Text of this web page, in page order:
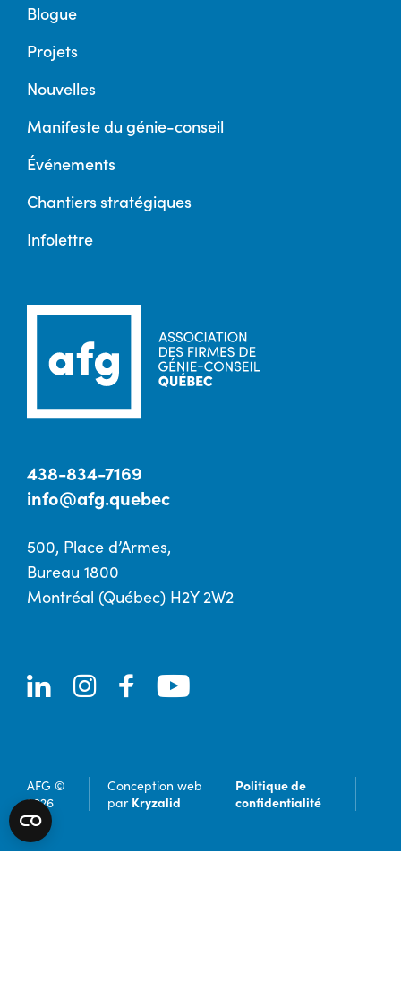
Blogue
Projets
Nouvelles
Manifeste du génie-conseil
Événements
Chantiers stratégiques
Infolettre
438-834-7169
info@afg.quebec
500, Place d’Armes,
Bureau 1800
Montréal (Québec) H2Y 2W2
AFG ©
2026
Conception web
par Kryzalid
Politique de
confidentialité